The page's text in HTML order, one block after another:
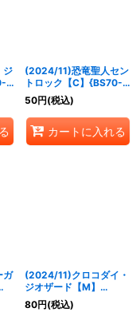
ジ
(2024/11)恐竜聖人セン
トロック【C】{BS70-
005}《赤》
50円(税込)
カートに入れる
ガ
(2024/11)クロコダイ・
ジオザード【M】
{BS70-008}《赤》
80円(税込)